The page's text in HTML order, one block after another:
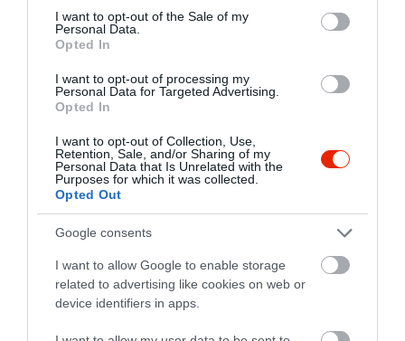
consent section.
I want to opt-out of the Sale of my
Personal Data.
Opted In
I want to opt-out of processing my
Personal Data for Targeted Advertising.
Opted In
I want to opt-out of Collection, Use,
Retention, Sale, and/or Sharing of my
Personal Data that Is Unrelated with the
Purposes for which it was collected.
Opted Out
Google consents
I want to allow Google to enable storage
related to advertising like cookies on web or
device identifiers in apps.
Értékelések Értékeld Te is
5 2